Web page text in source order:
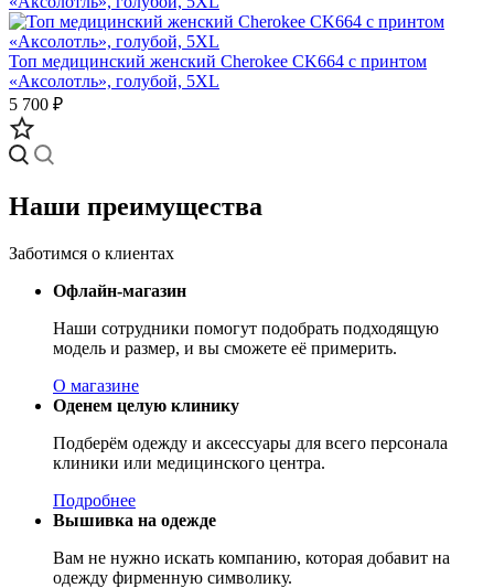
Топ медицинский женский Cherokee CK664 с принтом
«Аксолотль», голубой, 5XL
5 700 ₽
Наши преимущества
Заботимся о клиентах
Офлайн-магазин
Наши сотрудники помогут подобрать подходящую
модель и размер, и вы сможете её примерить.
О магазине
Оденем целую клинику
Подберём одежду и аксессуары для всего персонала
клиники или медицинского центра.
Подробнее
Вышивка на одежде
Вам не нужно искать компанию, которая добавит на
одежду фирменную символику.